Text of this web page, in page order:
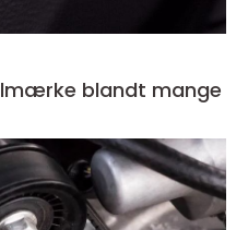
blandt mange